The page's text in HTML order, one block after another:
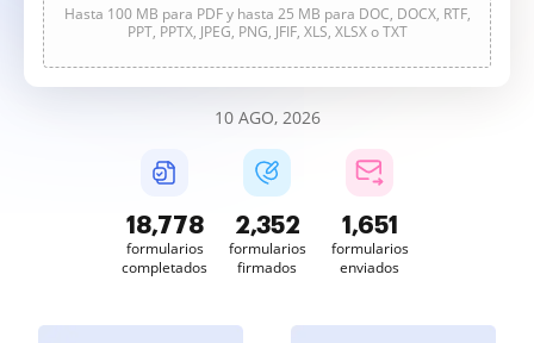
Hasta 100 MB para PDF y hasta 25 MB para DOC, DOCX, RTF,
PPT, PPTX, JPEG, PNG, JFIF, XLS, XLSX o TXT
10 AGO, 2026
18,778
formularios
completados
2,352
formularios
firmados
1,651
formularios
enviados